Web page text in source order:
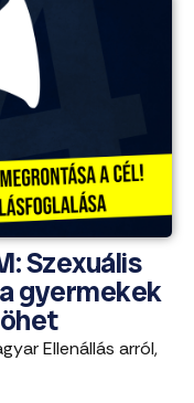
Szexuális
gyermekek
Ellenállás arról,